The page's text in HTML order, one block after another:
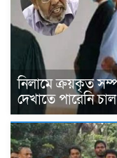
নিলামে ক্রয়কৃত
দেখাতে পারেনি